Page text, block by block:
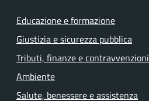
Educazione e formazione
Giustizia e sicurezza pubblica
Tributi, finanze e contravvenzioni
Ambiente
Salute, benessere e assistenza